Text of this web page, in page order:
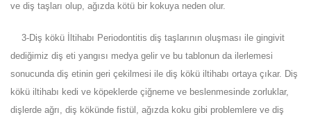
ve diş taşları olup, ağızda kötü bir kokuya neden olur.
3-Diş kökü İltihabı Periodontitis diş taşlarının oluşması ile gingivit
dediğimiz diş eti yangısı medya gelir ve bu tablonun da ilerlemesi
sonucunda diş etinin geri çekilmesi ile diş kökü iltihabı ortaya çıkar. Diş
kökü iltihabı kedi ve köpeklerde çiğneme ve beslenmesinde zorluklar,
dişlerde ağrı, diş kökünde fistül, ağızda koku gibi problemlere ve diş